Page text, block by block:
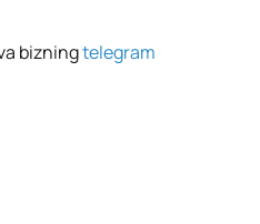
bizningtelegram